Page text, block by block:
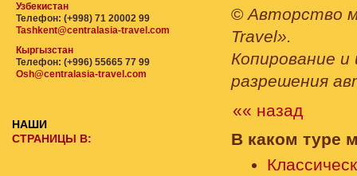
© Авторство
Travel».
Копирование
разрешения
«« назад
В каком туре
Узбекистан
Телефон: (+998) 71 20002 99
Tashkent@centralasia-travel.com
Кыргызстан
Телефон: (+996) 55665 77 99
Osh@centralasia-travel.com
НАШИ
СТРАНИЦЫ В: